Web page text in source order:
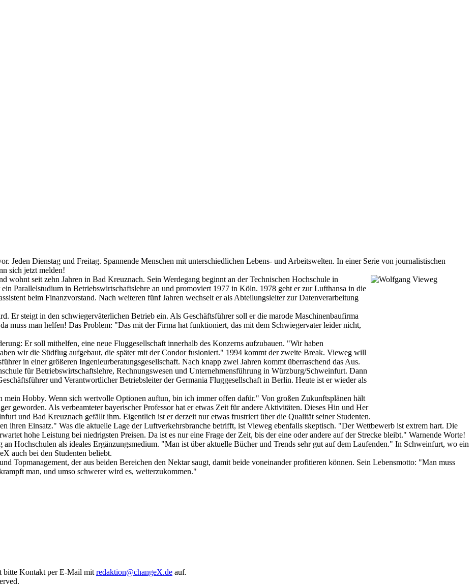
Jeden Dienstag und Freitag. Spannende Menschen mit unterschiedlichen Lebens- und Arbeitswelten. In einer Serie von journalistischen
sich jetzt melden!
wohnt seit zehn Jahren in Bad Kreuznach. Sein Werdegang beginnt an der Technischen Hochschule in
Parallelstudium in Betriebswirtschaftslehre an und promoviert 1977 in Köln. 1978 geht er zur Lufthansa in die
beim Finanzvorstand. Nach weiteren fünf Jahren wechselt er als Abteilungsleiter zur Datenverarbeitung
Er steigt in den schwiegerväterlichen Betrieb ein. Als Geschäftsführer soll er die marode Maschinenbaufirma
muss man helfen! Das Problem: "Das mit der Firma hat funktioniert, das mit dem Schwiegervater leider nicht,
Er soll mithelfen, eine neue Fluggesellschaft innerhalb des Konzerns aufzubauen. "Wir haben
wir die Südflug aufgebaut, die später mit der Condor fusioniert." 1994 kommt der zweite Break. Vieweg will
in einer größeren Ingenieurberatungsgesellschaft. Nach knapp zwei Jahren kommt überraschend das Aus.
für Betriebswirtschaftslehre, Rechnungswesen und Unternehmensführung in Würzburg/Schweinfurt. Dann
und Verantwortlicher Betriebsleiter der Germania Fluggesellschaft in Berlin. Heute ist er wieder als
mein Hobby. Wenn sich wertvolle Optionen auftun, bin ich immer offen dafür." Von großen Zukunftsplänen hält
geworden. Als verbeamteter bayerischer Professor hat er etwas Zeit für andere Aktivitäten. Dieses Hin und Her
und Bad Kreuznach gefällt ihm. Eigentlich ist er derzeit nur etwas frustriert über die Qualität seiner Studenten.
ihren Einsatz." Was die aktuelle Lage der Luftverkehrsbranche betrifft, ist Vieweg ebenfalls skeptisch. "Der Wettbewerb ist extrem hart. Die
hohe Leistung bei niedrigsten Preisen. Da ist es nur eine Frage der Zeit, bis der eine oder andere auf der Strecke bleibt." Warnende Worte!
Hochschulen als ideales Ergänzungsmedium. "Man ist über aktuelle Bücher und Trends sehr gut auf dem Laufenden." In Schweinfurt, wo ein
auch bei den Studenten beliebt.
Topmanagement, der aus beiden Bereichen den Nektar saugt, damit beide voneinander profitieren können. Sein Lebensmotto: "Man muss
man, und umso schwerer wird es, weiterzukommen."
bitte Kontakt per E-Mail mit redaktion@changeX.de auf.